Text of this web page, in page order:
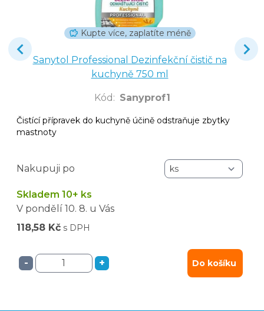
Kupte více, zaplatíte méně
Sanytol Professional Dezinfekční čistič na
kuchyně 750 ml
Kód : Sanyprof1
Čistící přípravek do kuchyně účině odstraňuje zbytky
mastnoty
Nakupuji po
Skladem 10+ ks
V pondělí 10. 8. u Vás
118,58 Kč s DPH
- + Do košíku